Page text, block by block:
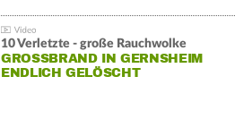
10 Verletzte - große Rauchwolke
GROSSBRAND IN GERNSHEIM E
NDLICH GELÖSCHT